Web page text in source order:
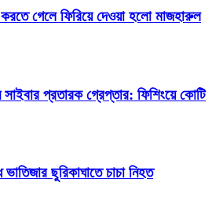
করতে গেলে ফিরিয়ে দেওয়া হলো মাজহারুল
সাইবার প্রতারক গ্রেপ্তার: ফিশিংয়ে কোটি
ছুরিকাঘাতে চাচা নিহত